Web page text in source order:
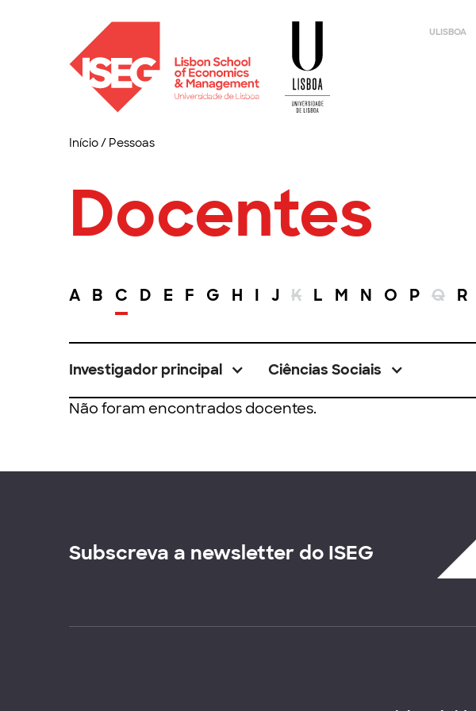
ULISBOA
Início/ Pessoas
Docentes
A B C D E F G H I J K L M N O P Q R
Investigador principal Ciências Sociais
Não foram encontrados docentes.
Subscreva a newsletter do ISEG